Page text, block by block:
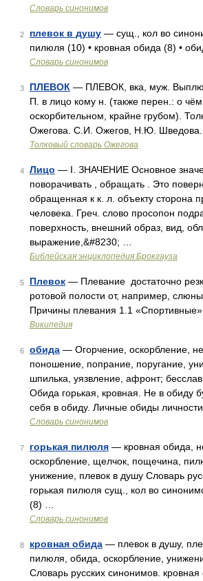
Словарь синонимов
2 плевок в душу — сущ., кол во
пилюля (10) • кровная обида (8) •
Словарь синонимов
3 ПЛЕВОК — ПЛЕВОК, вка, муж.
П. в лицо кому н. (также перен.: о
оскорбительном, крайне грубом).
Ожегова. С.И. Ожегов, Н.Ю. Шведова.
Толковый словарь Ожегова
4 Лицо — I. ЗНАЧЕНИЕ Основное
поворачивать , обращать . Это
обращенная к к. л. объекту сторона
человека. Греч. слово просопон
поверхность, внешний образ, вид,
выражение,&#8230; …
Библейская энциклопедия Брокгауза
5 Плевок — Плевание достаточно
ротовой полости от, например,
Причины плевания 1.1 «Спортивные»
Википедия
6 обида — Огорчение, оскорбление,
поношение, попрание, поругание,
шпилька, уязвление, афронт;
Обида горькая, кровная. Не в обиду
себя в обиду. Личные обиды
Словарь синонимов
7 горькая пилюля — кровная обида,
оскорбление, щелчок, пощечина,
унижение, плевок в душу Словарь
горькая пилюля сущ., кол во
(8) …
Словарь синонимов
8 кровная обида — плевок в душу,
пилюля, обида, оскорбление,
Словарь русских синонимов.